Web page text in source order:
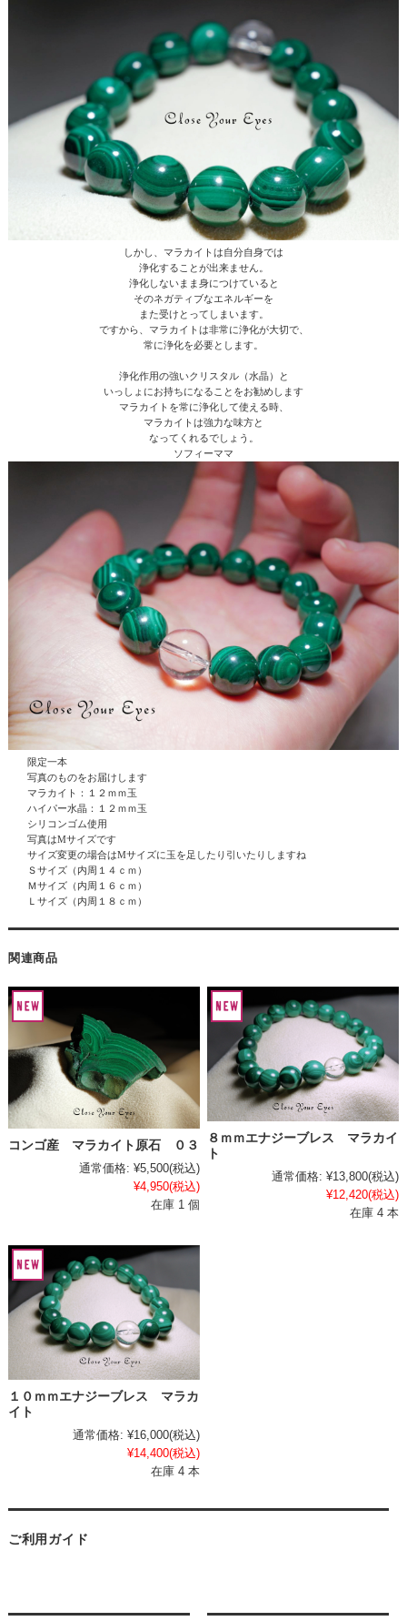
しかし、マラカイトは自分自身では
浄化することが出来ません。
浄化しないまま身につけていると
そのネガティブなエネルギーを
また受けとってしまいます。
ですから、マラカイトは非常に浄化が大切で、
常に浄化を必要とします。
浄化作用の強いクリスタル（水晶）と
いっしょにお持ちになることをお勧めします
マラカイトを常に浄化して使える時、
マラカイトは強力な味方と
なってくれるでしょう。
ソフィーママ
限定一本
写真のものをお届けします
マラカイト：１２ｍｍ玉
ハイパー水晶 ：１２ｍｍ玉
シリコンゴム使用
写真はMサイズです
サイズ変更の場合はMサイズに玉を足したり引いたりしますね
Ｓサイズ（内周１４ｃｍ）
Ｍサイズ（内周１６ｃｍ）
Ｌサイズ（内周１８ｃｍ）
関連商品
コンゴ産 マラカイト原石 ０３
通常価格: ¥5,500(税込)
¥4,950(税込)
在庫 1 個
８ｍｍエナジーブレス マラカイ
ト
通常価格: ¥13,800(税込)
¥12,420(税込)
在庫 4 本
１０ｍｍエナジーブレス マラカ
イト
通常価格: ¥16,000(税込)
¥14,400(税込)
在庫 4 本
ご利用ガイド